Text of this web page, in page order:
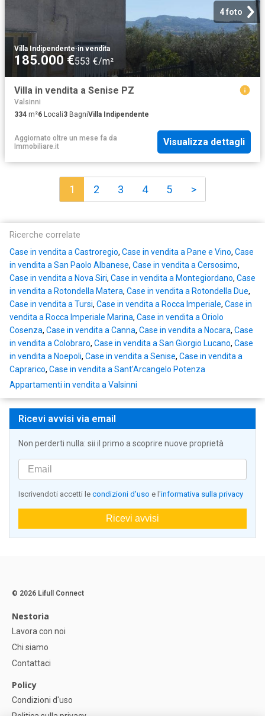
4 foto
Villa Indipendente·in vendita
185.000 €553 €/m²
Villa in vendita a Senise PZ
Valsinni
334 m²6 Locali3 BagniVilla Indipendente
Aggiornato oltre un mese fa da
Immobiliare.it
Visualizza dettagli
1 2 3 4 5 >
Ricerche correlate
Case in vendita a Castroregio, Case in vendita a Pane e Vino, Case
in vendita a San Paolo Albanese, Case in vendita a Cersosimo,
Case in vendita a Nova Siri, Case in vendita a Montegiordano, Case
in vendita a Rotondella Matera, Case in vendita a Rotondella Due,
Case in vendita a Tursi, Case in vendita a Rocca Imperiale, Case in
vendita a Rocca Imperiale Marina, Case in vendita a Oriolo
Cosenza, Case in vendita a Canna, Case in vendita a Nocara, Case
in vendita a Colobraro, Case in vendita a San Giorgio Lucano, Case
in vendita a Noepoli, Case in vendita a Senise, Case in vendita a
Caprarico, Case in vendita a Sant'Arcangelo Potenza
Appartamenti in vendita a Valsinni
Ricevi avvisi via email
Non perderti nulla: sii il primo a scoprire nuove proprietà
Iscrivendoti accetti le condizioni d'uso e l'informativa sulla privacy
Ricevi avvisi
© 2026 Lifull Connect
Nestoria
Lavora con noi
Chi siamo
Contattaci
Policy
Condizioni d'uso